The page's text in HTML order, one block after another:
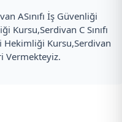
ASınıfı İş Güvenliği
Kursu,Serdivan C Sınıfı
Kursu,Serdivan
Vermekteyiz.